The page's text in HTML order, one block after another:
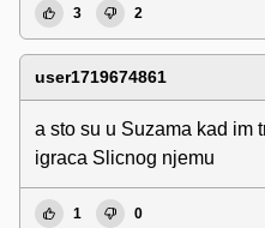
3 2
user1719674861
a sto su u Suzama kad im
igraca Slicnog njemu
1 0